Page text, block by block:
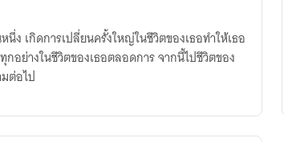
อย่างในชีวิตของเธอตลอดการ จากนี้ไปชีวิตของ
ต่อไป